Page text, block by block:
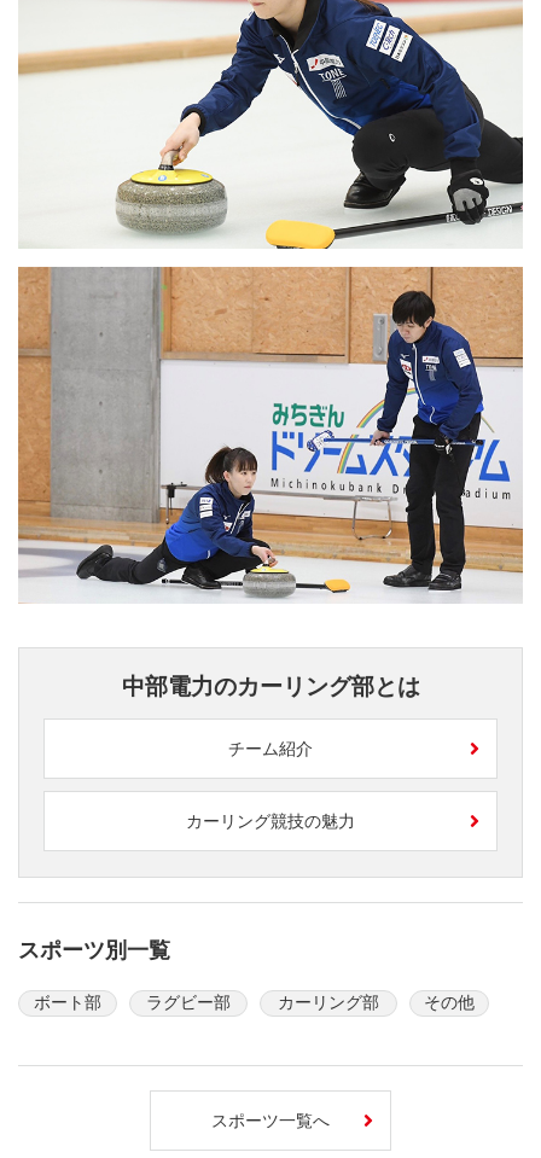
中部電力のカーリング部とは
チーム紹介
カーリング競技の魅力
スポーツ別一覧
ボート部 ラグビー部 カーリング部 その他
スポーツ一覧へ